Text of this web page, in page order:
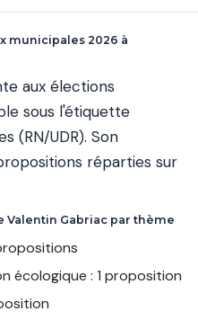
municipales 2026 à
aux élections
sous l'étiquette
(RN/UDR). Son
réparties sur
Gabriac par thème
écologique : 1 proposition